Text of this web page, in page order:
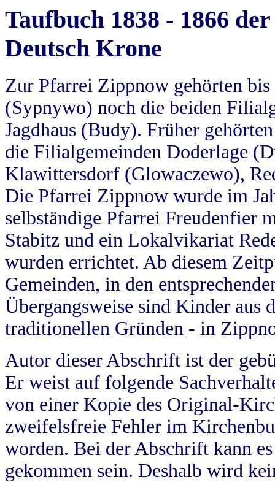
Taufbuch 1838 - 1866
Deutsch Krone
Zur Pfarrei Zippnow gehörten
(Sypnywo) noch die beiden
Jagdhaus (Budy). Früher
die Filialgemeinden Doderlage
Klawittersdorf (Glowaczewo),
Die Pfarrei Zippnow wurde im
selbständige Pfarrei Freudenfier
Stabitz und ein Lokalvikariat
wurden errichtet. Ab diesem
Gemeinden, in den
Übergangsweise sind Kinder aus
traditionellen Gründen - in
Autor dieser Abschrift ist der
Er weist auf folgende
von einer Kopie des Original-
zweifelsfreie Fehler im
worden. Bei der Abschrift kann
gekommen sein. Deshalb wird